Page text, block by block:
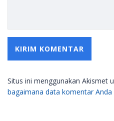
Situs ini menggunakan Akismet
bagaimana data komentar Anda